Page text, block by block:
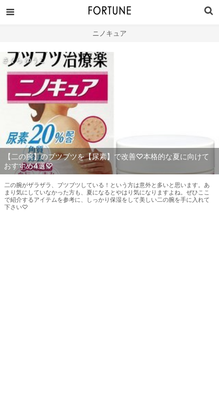
ニノキュア
さくら ゆうこ
【二の腕】のブツブツを【尿素】で改善♡本格的な夏に向けて
おすすめ4選♡
二の腕がザラザラ、ブツブツしている！という方は意外と多いと思います。あ
まり気にしていなかった方も、夏になるとやはり気になりますよね。ぜひここ
で紹介するアイテムを参考に、しっかり保湿をして美しい二の腕を手に入れて
下さい♡